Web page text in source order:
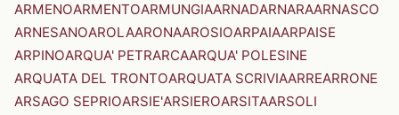
ARMENOARMENTOARMUNGIAARNADARNARAARNASCO
ARNESANOAROLAARONAAROSIOARPAIAARPAISE
ARPINOARQUA' PETRARCAARQUA' POLESINE
ARQUATA DEL TRONTOARQUATA SCRIVIAARREARRONE
ARSAGO SEPRIOARSIE'ARSIEROARSITAARSOLI